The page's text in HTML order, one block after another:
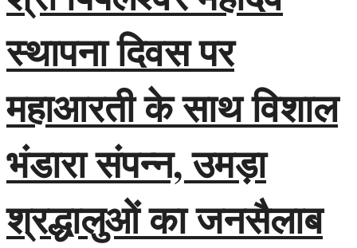
स्थापना दिवस पर
महाआरती के साथ विशाल
भंडारा संपन्न, उमड़ा
श्रद्धालुओं का जनसैलाब